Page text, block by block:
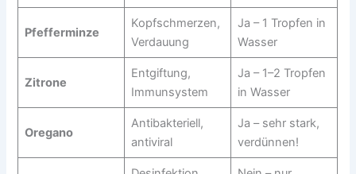
Pfefferminze
Kopfschmerzen,
Verdauung
Ja – 1 Tropfen in
Wasser
Zitrone
Entgiftung,
Immunsystem
Ja – 1–2 Tropfen
in Wasser
Oregano
Antibakteriell,
antiviral
Ja – sehr stark,
verdünnen!